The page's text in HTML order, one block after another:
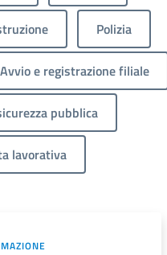
Polizia
Avvio e registrazione filiale
pubblica
lavorativa